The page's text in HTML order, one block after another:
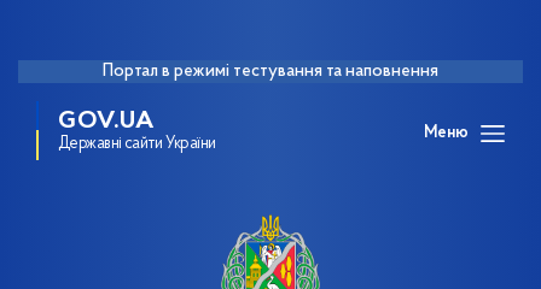
Портал в режимі тестування та наповнення
GOV.UA
Державні сайти України
Меню